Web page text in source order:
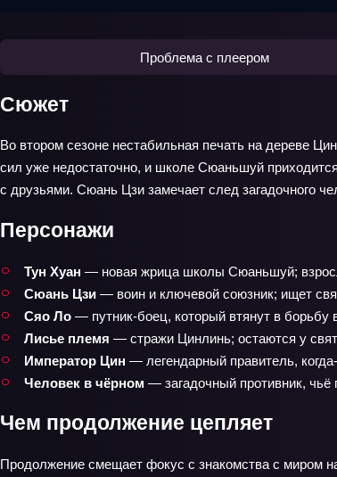
Проблема с плеером
Сюжет
Во втором сезоне нестабильная печать на дереве
сил уже недостаточно, и школе Сюаньшуй
с друзьями. Сюань Цзи замечает след загадочного
Персонажи
Тун Хуан — новая жрица школы Сюаньшуй;
Сюань Цзи — воин и ключевой союзник; ищет
Сяо Ло — путник‑боец, который втянут в борьбу
Лисье племя — стражи Цинлинь; остаются у
Император Цин — легендарный правитель,
Человек в чёрном — загадочный противник, чьё
Чем продолжение цепляет
Продолжение смещает фокус с знакомства с миром